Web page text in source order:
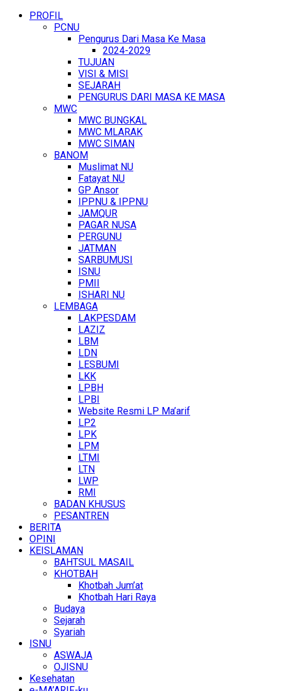
PROFIL
PCNU
Pengurus Dari Masa Ke Masa
2024-2029
TUJUAN
VISI & MISI
SEJARAH
PENGURUS DARI MASA KE MASA
MWC
MWC BUNGKAL
MWC MLARAK
MWC SIMAN
BANOM
Muslimat NU
Fatayat NU
GP Ansor
IPPNU & IPPNU
JAMQUR
PAGAR NUSA
PERGUNU
JATMAN
SARBUMUSI
ISNU
PMII
ISHARI NU
LEMBAGA
LAKPESDAM
LAZIZ
LBM
LDN
LESBUMI
LKK
LPBH
LPBI
Website Resmi LP Ma’arif
LP2
LPK
LPM
LTMI
LTN
LWP
RMI
BADAN KHUSUS
PESANTREN
BERITA
OPINI
KEISLAMAN
BAHTSUL MASAIL
KHOTBAH
Khotbah Jum’at
Khotbah Hari Raya
Budaya
Sejarah
Syariah
ISNU
ASWAJA
OJISNU
Kesehatan